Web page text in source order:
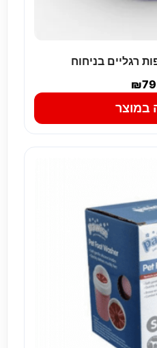
רגליים בניחוח
₪
במוצר